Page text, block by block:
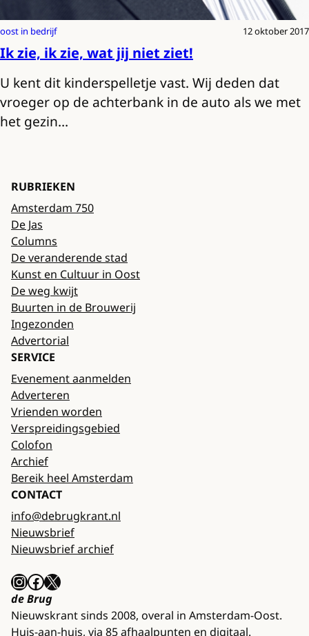
oost in bedrijf 12 oktober 2017
Ik zie, ik zie, wat jij niet ziet!
U kent dit kinderspelletje vast. Wij deden dat
vroeger op de achterbank in de auto als we met
het gezin…
RUBRIEKEN
Amsterdam 750
De Jas
Columns
De veranderende stad
Kunst en Cultuur in Oost
De weg kwijt
Buurten in de Brouwerij
Ingezonden
Advertorial
SERVICE
Evenement aanmelden
Adverteren
Vrienden worden
Verspreidingsgebied
Colofon
Archief
Bereik heel Amsterdam
CONTACT
info@debrugkrant.nl
Nieuwsbrief
Nieuwsbrief archief
InstagramFacebook X
de Brug
Nieuwskrant sinds 2008, overal in Amsterdam-Oost.
Huis-aan-huis, via 85 afhaalpunten en digitaal.